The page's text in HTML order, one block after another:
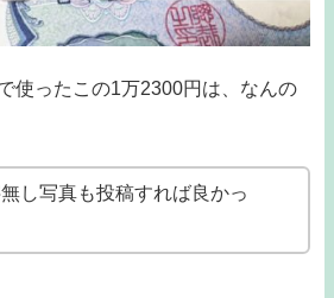
使ったこの1万2300円は、なんの
し写真も投稿すれば良かっ